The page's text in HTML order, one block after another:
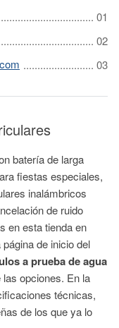
batería de larga
fiestas especiales,
inalámbricos
de ruido
en esta tienda en
de inicio del
a prueba de agua
opciones. En la
técnicas,
de los que ya lo